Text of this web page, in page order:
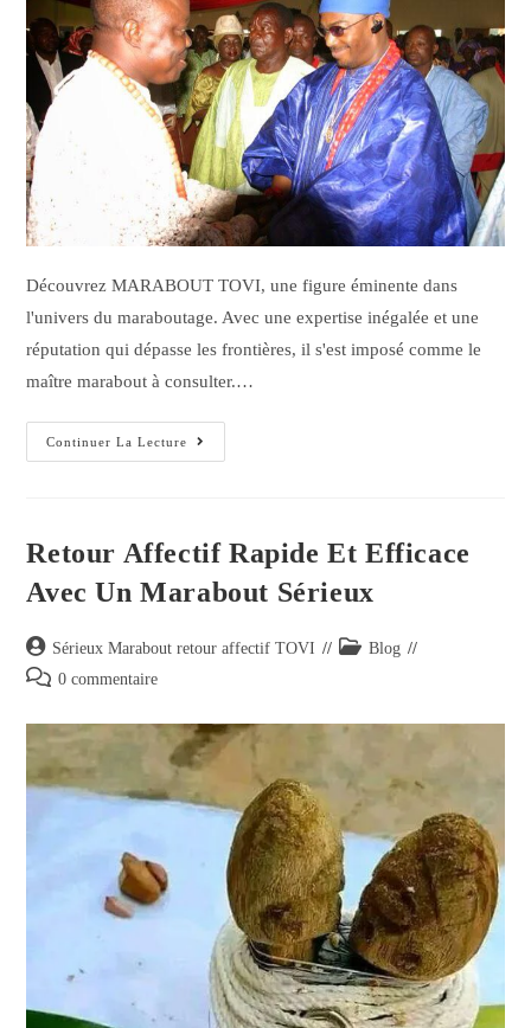
Découvrez MARABOUT TOVI, une figure éminente dans
l'univers du maraboutage. Avec une expertise inégalée et une
réputation qui dépasse les frontières, il s'est imposé comme le
maître marabout à consulter.…
Continuer La Lecture
Retour Affectif Rapide Et Efficace
Avec Un Marabout Sérieux
Sérieux Marabout retour affectif TOVI
Blog
0 commentaire